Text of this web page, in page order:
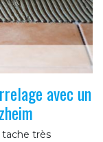
avec un
tache très